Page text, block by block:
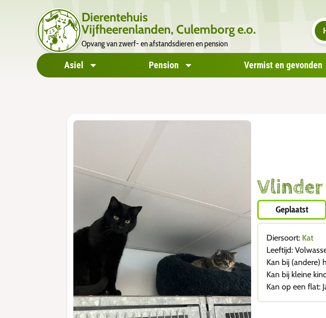
Dierentehuis
Vijfheerenlanden, Culemborg e.o.
Opvang van zwerf- en afstandsdieren en pension
Asiel Pension Vermist en gevonden
Vlinder
Geplaatst
Diersoort: Kat
Leeftijd:
Kan bij (andere)
Kan bij kleine
Kan op een flat: